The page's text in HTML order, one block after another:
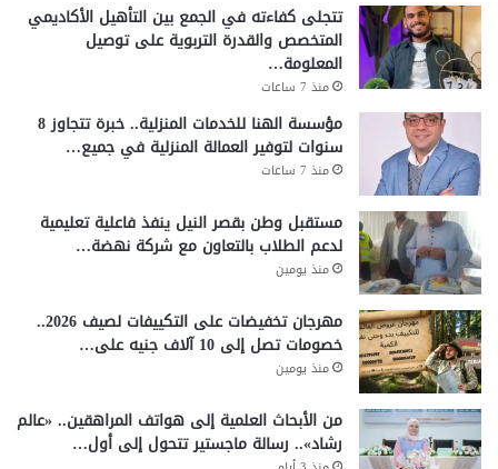
تتجلى كفاءته في الجمع بين التأهيل الأكاديمي
المتخصص والقدرة التربوية على توصيل
المعلومة…
منذ 7 ساعات
مؤسسة الهنا للخدمات المنزلية.. خبرة تتجاوز 8
سنوات لتوفير العمالة المنزلية في جميع…
منذ 7 ساعات
مستقبل وطن بقصر النيل ينفذ فاعلية تعليمية
لدعم الطلاب بالتعاون مع شركة نهضة…
منذ يومين
مهرجان تخفيضات على التكييفات لصيف 2026..
خصومات تصل إلى 10 آلاف جنيه على…
منذ يومين
من الأبحاث العلمية إلى هواتف المراهقين.. «عالم
رشاد».. رسالة ماجستير تتحول إلى أول…